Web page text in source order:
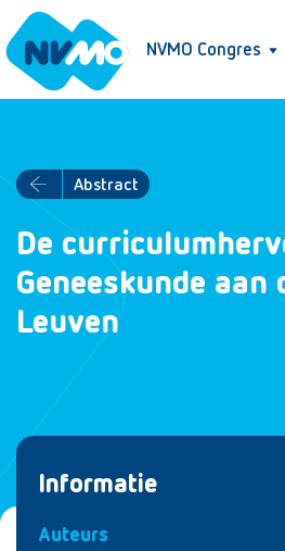
NVMO Congres
Abstract
De
Geneeskunde aan
Leuven
Informatie
Auteurs